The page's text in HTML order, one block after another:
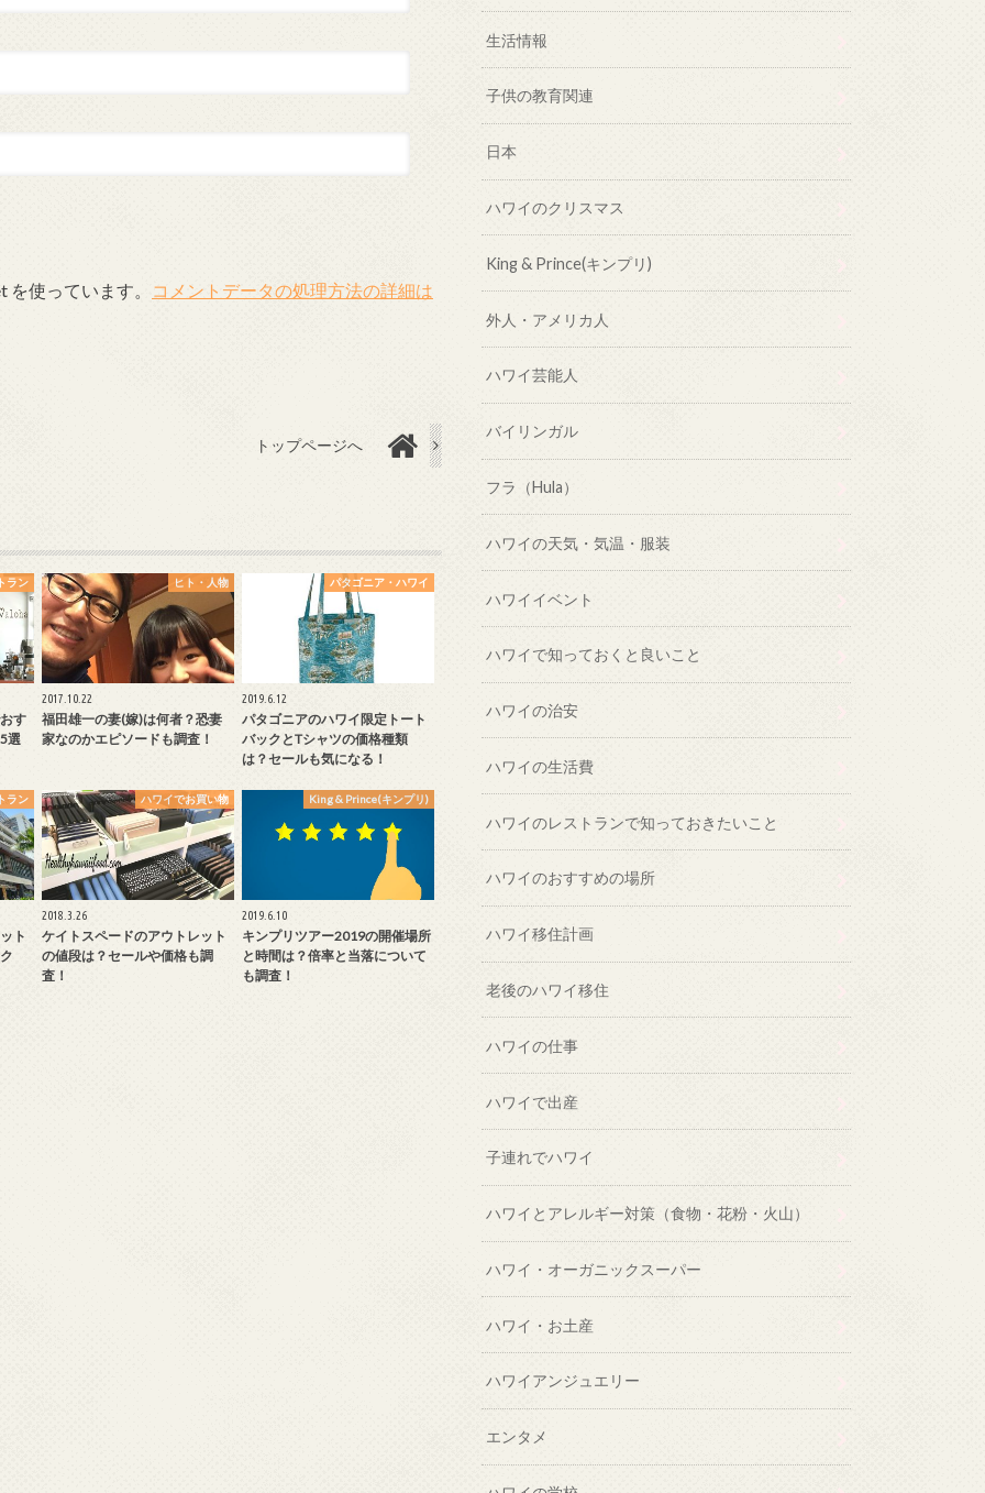
使っています。 コメントデータの処理方法の詳細は
トップページへ
ラン
す
選
ヒト・人物
2017.10.22
福田雄一の妻(嫁)は何者？恐妻
家なのかエピソードも調査！
パタゴニア・ハワイ
2019.6.12
パタゴニアのハワイ限定トート
バックとTシャツの価格種類
は？セールも気になる！
ラン
ト
ハワイでお買い物
2018.3.26
ケイトスペードのアウトレット
の値段は？セールや価格も調
査！
King & Prince(キンプリ)
2019.6.10
キンプリツアー2019の開催場所
と時間は？倍率と当落について
も調査！
生活情報
子供の教育関連
日本
ハワイのクリスマス
King & Prince(キンプリ)
外人・アメリカ人
ハワイ芸能人
バイリンガル
フラ（Hula）
ハワイの天気・気温・服装
ハワイイベント
ハワイで知っておくと良いこと
ハワイの治安
ハワイの生活費
ハワイのレストランで知っておきたいこと
ハワイのおすすめの場所
ハワイ移住計画
老後のハワイ移住
ハワイの仕事
ハワイで出産
子連れでハワイ
ハワイとアレルギー対策（食物・花粉・火山）
ハワイ・オーガニックスーパー
ハワイ・お土産
ハワイアンジュエリー
エンタメ